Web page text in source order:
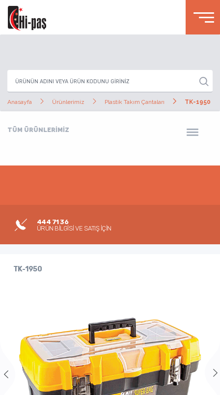
Anasayfa Ürünlerimiz Plastik Takım Çantaları TK-1950
TÜM ÜRÜNLERİMİZ
444 71 36
ÜRÜN BİLGİSİ VE SATIŞ İÇİN
TK-1950